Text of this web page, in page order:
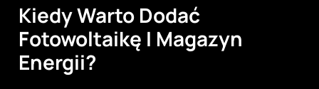
Kiedy Warto Dodać
Fotowoltaikę I Magazyn
Energii?